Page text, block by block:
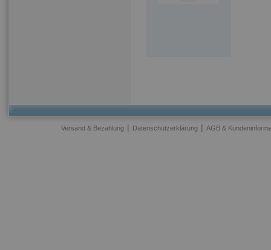
Versand & Bezahlung | Datenschutzerklärung | AGB &